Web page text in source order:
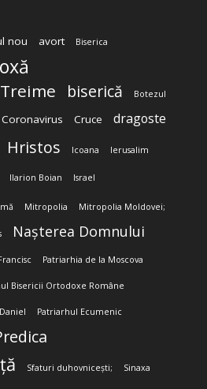
nou avort Biserica
biserică Botezul
Coronavirus Cruce dragoste
Hristos Icoana Ierusalim
Ilarion Boian Israel
Mitropolia Mitropolia Moldovei;
Nașterea Domnului
Patriarhia de la Moscova
Bisericii Ortodoxe Române
Patriarhul Ecumenic
Sfaturi duhovnicești; Sinaxa